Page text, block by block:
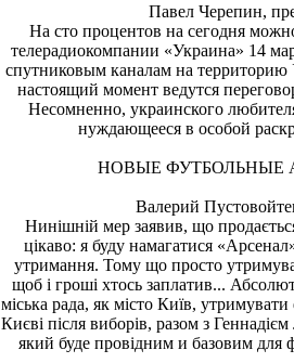
Павел Черепин,
На сто процентов на сегодня
телерадиокомпании «Украина» 14
спутниковым каналам на
настоящий момент ведутся
Несомненно, украинского
нуждающееся в особой
НОВЫЕ ФУТБОЛЬНЫЕ
Валерий
Нинішній мер заявив, що
цікаво: я буду намагатися
утримання. Тому що просто
щоб і гроші хтось заплатив...
міська рада, як місто Київ,
Києві після виборів, разом з
який буде провідним и базовим для